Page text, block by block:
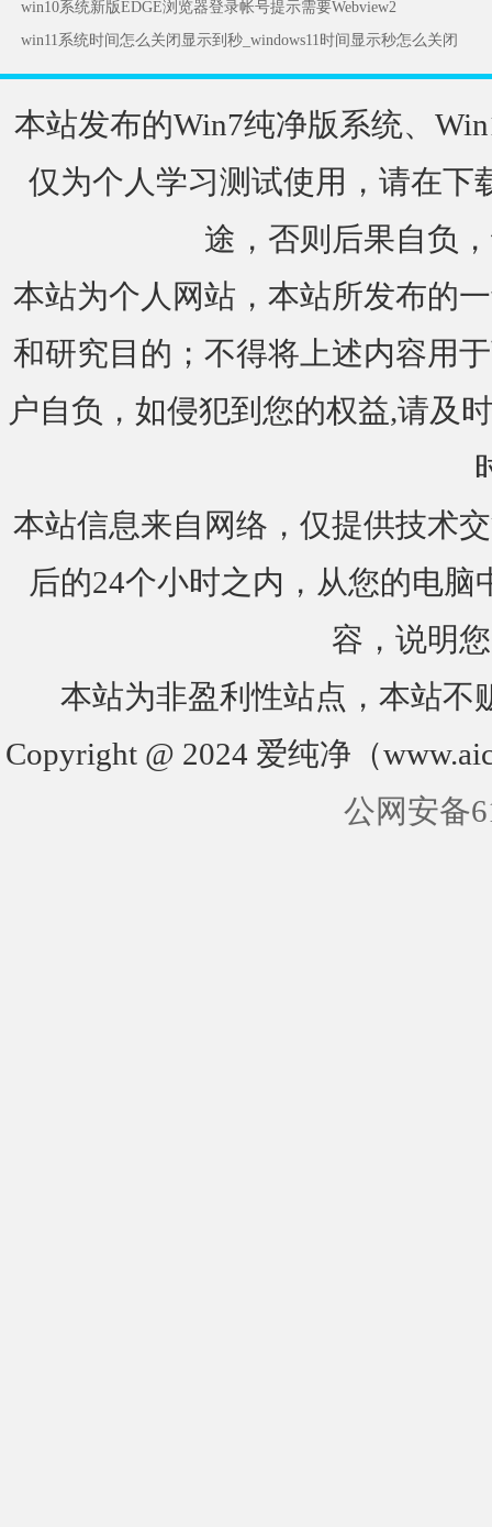
win10系统新版EDGE浏览器登录帐号提示需要Webview2
win11系统时间怎么关闭显示到秒_windows11时间显示秒怎么关闭
本站发布的Win7纯净版系统、
仅为个人学习测试使用，请在下
途，否则后果自负
本站为个人网站，本站所发布的
和研究目的；不得将上述内容用
户自负，如侵犯到您的权益,请及
本站信息来自网络，仅提供技术
后的24个小时之内，从您的电
容，说明
本站为非盈利性站点，本站不
Copyright @ 2024 爱纯净（
公网安备